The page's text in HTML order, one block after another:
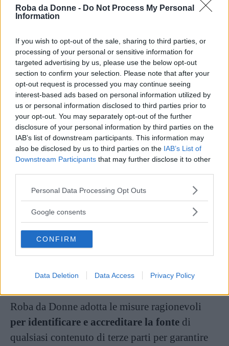
Roba da Donne - Do Not Process My Personal
Information
If you wish to opt-out of the sale, sharing to third parties, or
processing of your personal or sensitive information for
targeted advertising by us, please use the below opt-out
section to confirm your selection. Please note that after your
opt-out request is processed you may continue seeing
interest-based ads based on personal information utilized by
us or personal information disclosed to third parties prior to
your opt-out. You may separately opt-out of the further
disclosure of your personal information by third parties on the
IAB’s list of downstream participants. This information may
also be disclosed by us to third parties on the IAB’s List of
Downstream Participants that may further disclose it to other
Please note that this website/app uses one or more Google
not limited to your visit or usage behaviour. You may click to
use your data for below specified purposes in below Google
consent section.
Personal Data Processing Opt Outs
Google consents
CONFIRM
Data Deletion Data Access Privacy Policy
correzioni@robadadonne.it
presenti nella paginaRedazione.
Sulla libertà di opinione
L’editoriale o il commento di opinione riflette
invece l’opinione dei singoli autori.
Distinguiamo la narrazione dei fatti, la citazione
delle fonti e la mera informazione da congetture
o opinioni.
Continua a leggere dopo la pubblicità
Rispettiamo la libertà di parola e rispettiamo
tutti i punti di vista, in essi non sono però
discriminazione.
Roba da Donne adotta le misure ragionevoli
per identificare e accreditare la fonte di
qualsiasi contenuto di terze parti per garantire